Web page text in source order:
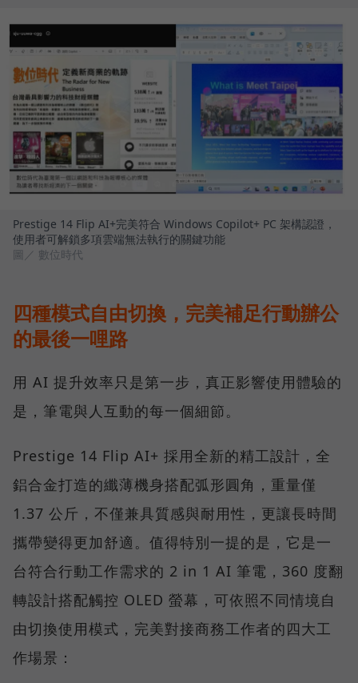
Prestige 14 Flip AI+完美符合 Windows Copilot+ PC 架構認證，
使用者可解鎖多項雲端無法執行的關鍵功能
圖／ 數位時代
四種模式自由切換，完美補足行動辦公
的最後一哩路
用 AI 提升效率只是第一步，真正影響使用體驗的
是，筆電與人互動的每一個細節。
Prestige 14 Flip AI+ 採用全新的精工設計，全
鋁合金打造的纖薄機身搭配弧形圓角，重量僅
1.37 公斤，不僅兼具質感與耐用性，更讓長時間
攜帶變得更加舒適。值得特別一提的是，它是一
台符合行動工作需求的 2 in 1 AI 筆電，360 度翻
轉設計搭配觸控 OLED 螢幕，可依照不同情境自
由切換使用模式，完美對接商務工作者的四大工
作場景：